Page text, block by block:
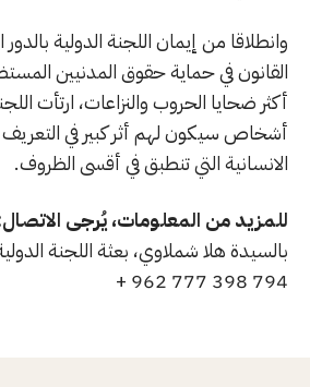
وانطلاقا من إيمان اللجنة الدولية بالدور
القانون في حماية حقوق المدنيين
أكثر ضحايا الحروب والنزاعات، ارتأت
أشخاص سيكون لهم أثر كبير في التعريف
الانسانية التي تنطبق في أقسى الظروف.
للمزيد من المعلومات، يُرجى
بالسيدة هلا شملاوي، بعثة اللجنة
794 398 777 962 +